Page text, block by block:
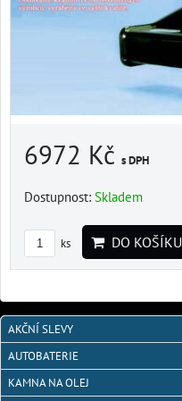
6972 Kč s DPH
Dostupnost: Skladem
ks DO KOŠÍKU
AKČNÍ SLEVY
AUTOBATERIE
KAMNA NA OLEJ